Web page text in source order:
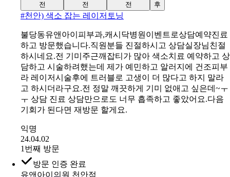
#천안) 색소 잡는 레이저토닝
불당동유앤아이피부과,캐시닥병원이벤트로상담예약진료
하고 방문했습니다.직원분들 진절하시고 상담실장님친절
하시네요.전 기미주근깨잡티가 많아 색소치료 예약하고 상
담하고 시술하려했는데 제가 예민하고 알러지에 건조피부
라 레이저시술후에 트러블로 고생이 더 많다고 하지 말라
고 하시더라구요.전 정말 깨끗하게 기미 없애고 싶은데~ㅜ
기회가 된다면 재방문 할게요.
익명
24.04.02
1번째 방문